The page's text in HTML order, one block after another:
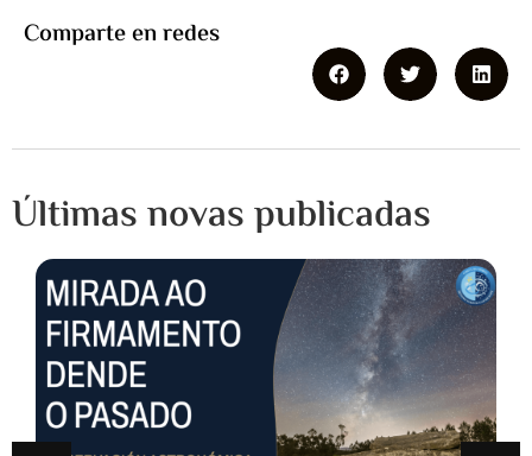
Comparte en redes
Últimas novas publicadas